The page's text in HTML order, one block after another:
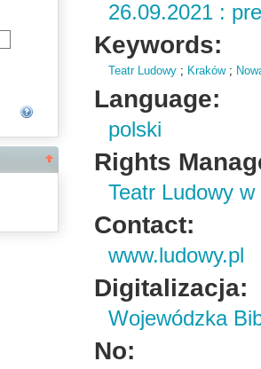
26.09.2021 :
Keywords:
Teatr Ludowy ; Kraków;
Language:
polski
Rights
Teatr Ludowy
Contact:
www.ludowy.pl
Digitalizacja:
Wojewódzka
No: